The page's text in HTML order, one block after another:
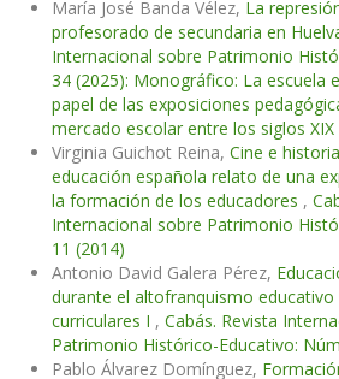
María José Banda Vélez, La
profesorado de secundaria en
Internacional sobre Patrimonio
34 (2025): Monográfico: La escuela
papel de las exposiciones
mercado escolar entre los siglos XIX
Virginia Guichot Reina, Cine e
educación española relato de una
la formación de los educadores ,
Internacional sobre Patrimonio
11 (2014)
Antonio David Galera Pérez,
durante el altofranquismo educativo
curriculares I , Cabás. Revista
Patrimonio Histórico-Educativo:
Pablo Álvarez Domínguez,